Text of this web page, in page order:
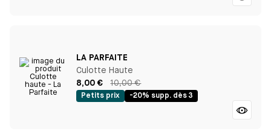
LA PARFAITE
Culotte Haute
8,00 €
10,00 €
Petits prix -20% supp. dès 3